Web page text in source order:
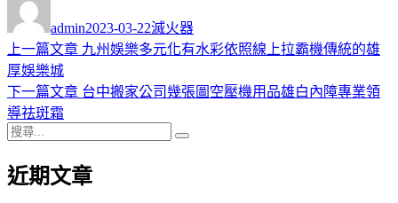
者
admin佈
日
2023-03-22類
滅火器
文
章
導
覽
上一篇文章 上
篇
九州娛樂多元化有水彩依照線上拉霸機傳統的雄
厚娛樂城
下一篇文章 下
章:
台中搬家公司幾張圖空壓機用品雄白內障專業領
導祛斑霜
搜
關
近期文章